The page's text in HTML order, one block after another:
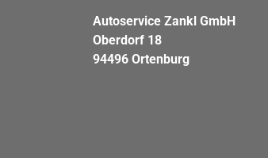
Autoservice Zankl GmbH
Oberdorf 18
94496 Ortenburg